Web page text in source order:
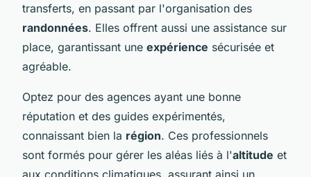
transferts, en passant par l'organisation des
randonnées. Elles offrent aussi une assistance sur
place, garantissant une expérience sécurisée et
agréable.
Optez pour des agences ayant une bonne
réputation et des guides expérimentés,
connaissant bien la région. Ces professionnels
sont formés pour gérer les aléas liés à l'altitude et
aux conditions climatiques, assurant ainsi un